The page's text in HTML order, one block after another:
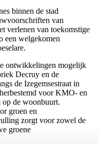
binnen de stad
van
verlenen van toekomstige
een welgekomen
ontwikkelingen mogelijk
Decruy en de
de Izegemsestraat in
voor KMO- en
op de woonbuurt.
groen en
zorgt voor zowel de
groene